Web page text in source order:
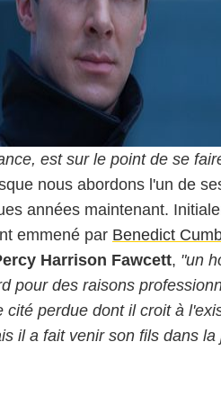
est sur le point de se
nous abordons l'un de
années maintenant.
emmené par Benedict
Harrison Fawcett, "un
pour des raisons
perdue dont il croit à
il a fait venir son fils dans